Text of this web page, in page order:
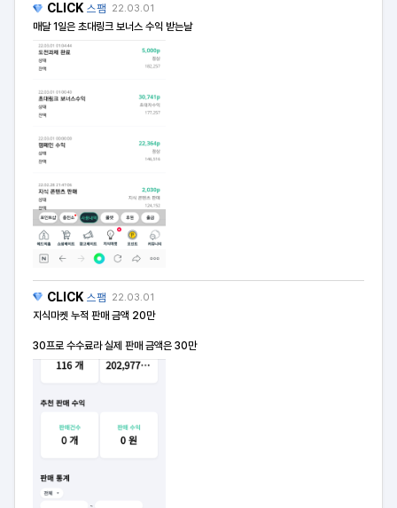
CLICK 스팸 22.03.01
매달 1일은 초대링크 보너스 수익 받는날
CLICK 스팸 22.03.01
지식마켓 누적 판매 금액 20만
30프로 수수료라 실제 판매 금액은 30만